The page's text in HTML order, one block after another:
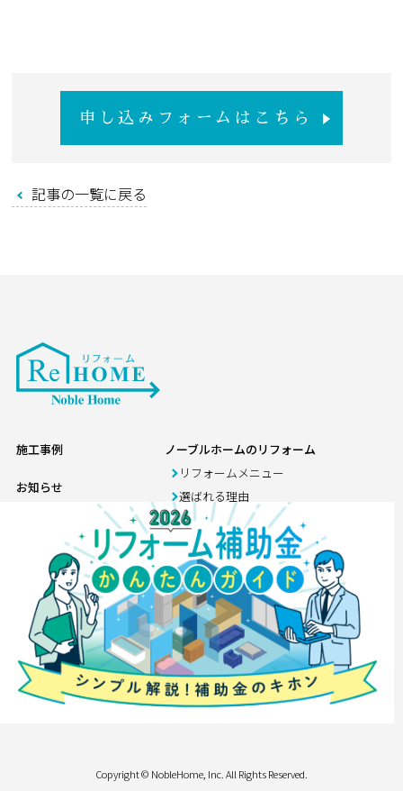
店舗紹介
申し込みフォームはこちら
記事の一覧に戻る
施工事例
お知らせ
イベント
ノーブルホームのリフォーム
リフォームメニュー
選ばれる理由
店舗紹介
リフォーム情報館
神栖店
アフターメンテナンス工
事課ビル
会社案内
お問い合わせ
来店希望予約
訪問希望予約
プライバシーポリシー
Copyright © NobleHome, Inc. All Rights Reserved.